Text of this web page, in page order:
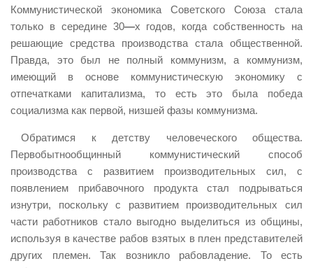
Коммунистической экономика Советского Союза стала
только в середине 30—х годов, когда собственность на
решающие средства производства стала общественной.
Правда, это был не полный коммунизм, а коммунизм,
имеющий в основе коммунистическую экономику с
отпечатками капитализма, то есть это была победа
социализма как первой, низшей фазы коммунизма.
Обратимся к детству человеческого общества.
Первобытнообщинный коммунистический способ
производства с развитием производительных сил, с
появлением прибавочного продукта стал подрываться
изнутри, поскольку с развитием производительных сил
части работников стало выгодно выделиться из общины,
используя в качестве рабов взятых в плен представителей
других племен. Так возникло рабовладение. То есть